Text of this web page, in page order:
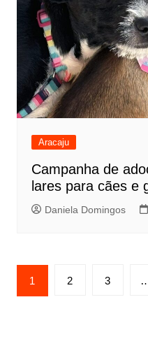
Aracaju
Campanha de
lares para cães e
Daniela Domingos
Paginação
de
1 2 3